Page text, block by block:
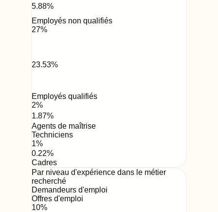
5.88%
Employés non qualifiés
27%
23.53%
Employés qualifiés
2%
1.87%
Agents de maîtrise
Techniciens
1%
0.22%
Cadres
Par niveau d'expérience dans le métier
recherché
Demandeurs d'emploi
Offres d'emploi
10%